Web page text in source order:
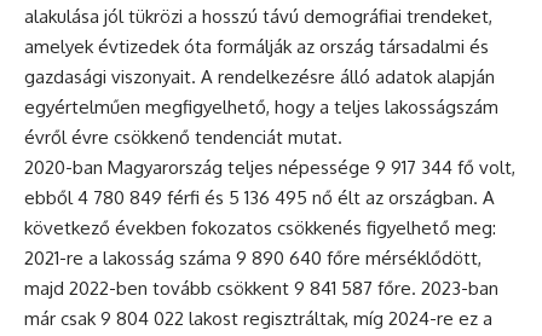
alakulása jól tükrözi a hosszú távú demográfiai trendeket,
amelyek évtizedek óta formálják az ország társadalmi és
gazdasági viszonyait. A rendelkezésre álló adatok alapján
egyértelműen megfigyelhető, hogy a teljes lakosságszám
évről évre csökkenő tendenciát mutat.
2020-ban Magyarország teljes népessége 9 917 344 fő volt,
ebből 4 780 849 férfi és 5 136 495 nő élt az országban. A
következő években fokozatos csökkenés figyelhető meg:
2021-re a lakosság száma 9 890 640 főre mérséklődött,
majd 2022-ben tovább csökkent 9 841 587 főre. 2023-ban
már csak 9 804 022 lakost regisztráltak, míg 2024-re ez a